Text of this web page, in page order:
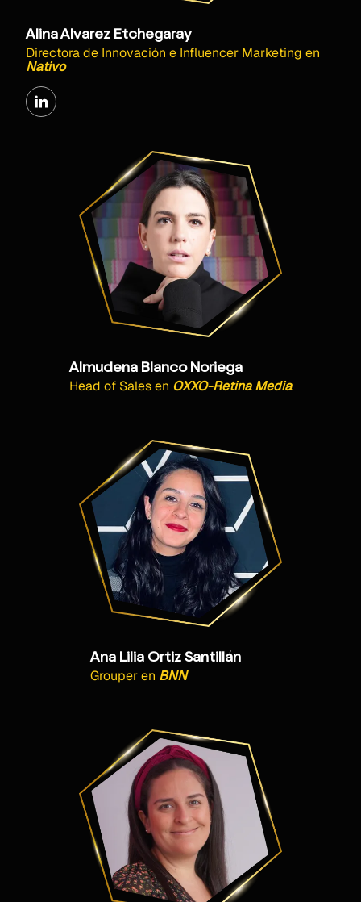
Alina Alvarez Etchegaray
Directora de Innovación e Influencer Marketing en
Nativo
Almudena Blanco Noriega
Head of Salesen OXXO-Retina Media
Ana Lilia Ortiz Santillán
Grouperen BNN